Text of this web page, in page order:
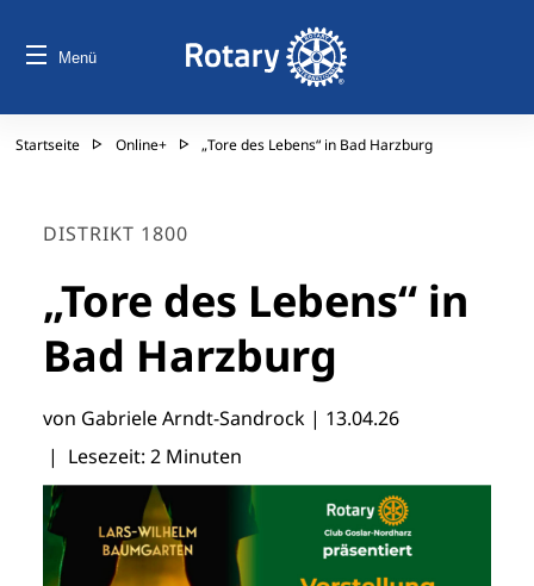
Menü
Startseite Online+ „Tore des Lebens“ in Bad Harzburg
DISTRIKT 1800
„Tore des Lebens“ in
Bad Harzburg
von Gabriele Arndt-Sandrock | 13.04.26
| Lesezeit: 2 Minuten